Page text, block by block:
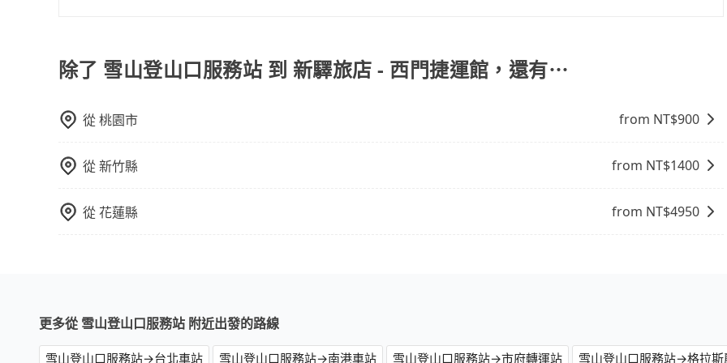
驗當地的生活和文化。在探訪景點時，可以積極尋找當地導遊或者向當地居民請教，了解更多的深度資訊和內
幕，並且可以在旅途中收集更多的故事和經驗，豐富自己的旅程。
除了 雪山登山口服務站 到 新驛旅店 - 西門捷運館，還有⋯
從桃園市 from NT$900
從新竹縣 from NT$1400
從花蓮縣 from NT$4950
更多從 雪山登山口服務站 附近出發的路線
雪山登山口服務站→台北車站 雪山登山口服務站→南港車站 雪山登山口服務站→市府轉運站 雪山登山口服務站→格拉斯